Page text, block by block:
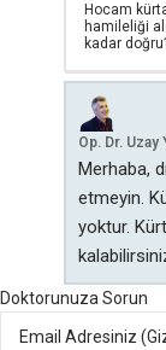
Hocam
hamileliği
kadar
Op. Dr. Uzay
Merhaba,
etmeyin.
yoktur.
Doktorunuza Sorun